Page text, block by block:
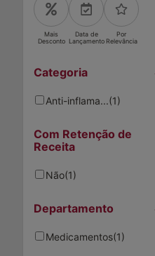
Mais
Desconto
Data de
Lançamento
Por
Relevância
Categoria
Anti-inflama...(1)
Com Retenção de
Receita
Não(1)
Departamento
Medicamentos(1)